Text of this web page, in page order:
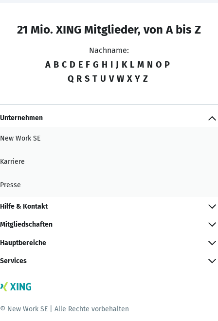
21 Mio. XING Mitglieder, von A bis Z
Nachname:
A B C D E F G H I J K L M N O P
Q R S T U V W X Y Z
Unternehmen
New Work SE
Karriere
Presse
Hilfe & Kontakt
Mitgliedschaften
Hauptbereiche
Services
© New Work SE | Alle Rechte vorbehalten